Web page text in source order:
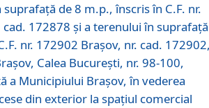
de 8 m.p., înscris în C.F. nr.
172878 și a terenului în
nr. 172902 Brașov, nr. cad.
Calea București, nr. 98-100,
a Municipiului Brașov, în vederea
din exterior la spațiul comercial